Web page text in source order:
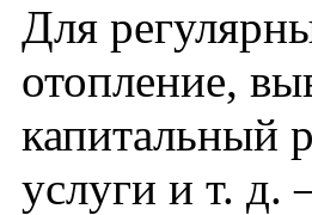
Для
отопление,
капитальный
услуги и т. д.